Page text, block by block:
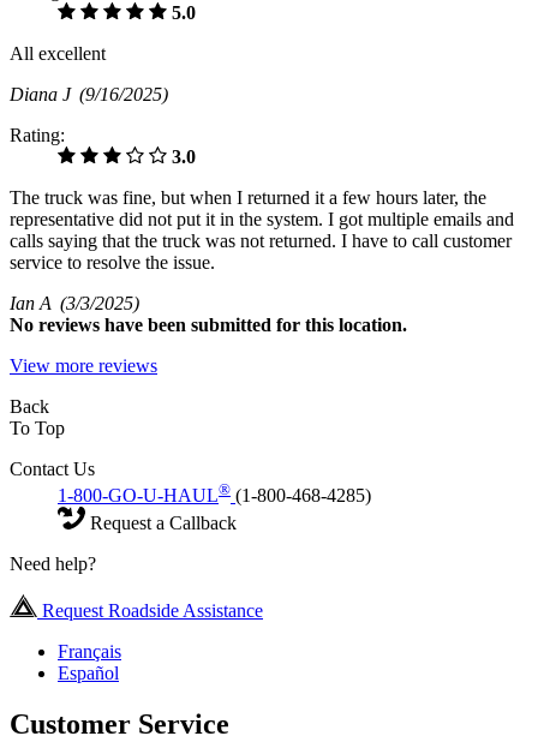
5.0
All excellent
Diana J (9/16/2025)
Rating:
3.0
The truck was fine, but when I returned it a few hours later, the
representative did not put it in the system. I got multiple emails and
calls saying that the truck was not returned. I have to call customer
service to resolve the issue.
Ian A (3/3/2025)
No reviews have been submitted for this location.
View more reviews
Back
To Top
Contact Us
1-800-GO-U-HAUL® (1-800-468-4285)
Request a Callback
Need help?
Request Roadside Assistance
Français
Español
Customer Service